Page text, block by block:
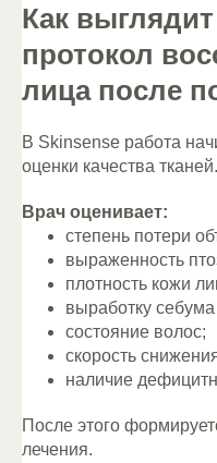
Как
протокол
лица после
В Skinsense работа
оценки качества тканей.
Врач оценивает:
степень потери
выраженность
плотность кожи
выработку
состояние волос;
скорость
наличие
После этого
лечения.